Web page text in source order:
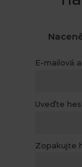
E-mailová
Uveďte
Zopakujte